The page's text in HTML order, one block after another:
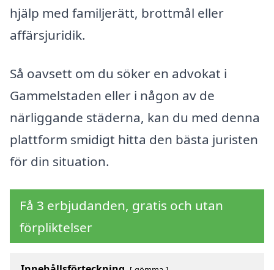
hjälp med familjerätt, brottmål eller
affärsjuridik.
Så oavsett om du söker en advokat i
Gammelstaden eller i någon av de
närliggande städerna, kan du med denna
plattform smidigt hitta den bästa juristen
för din situation.
Få 3 erbjudanden, gratis och utan
förpliktelser